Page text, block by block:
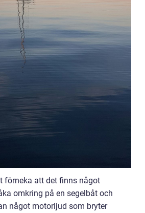
förneka att det finns något
omkring på en segelbåt och
något motorljud som bryter